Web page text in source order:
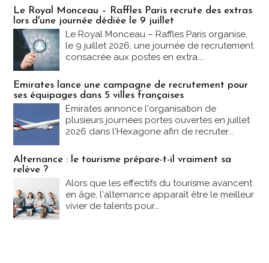
Le Royal Monceau – Raffles Paris recrute des extras
lors d'une journée dédiée le 9 juillet
Le Royal Monceau – Raffles Paris organise,
le 9 juillet 2026, une journée de recrutement
consacrée aux postes en extra....
Emirates lance une campagne de recrutement pour
ses équipages dans 5 villes françaises
Emirates annonce l'organisation de
plusieurs journées portes ouvertes en juillet
2026 dans l'Hexagone afin de recruter...
Alternance : le tourisme prépare-t-il vraiment sa
relève ?
Alors que les effectifs du tourisme avancent
en âge, l'alternance apparaît être le meilleur
vivier de talents pour...